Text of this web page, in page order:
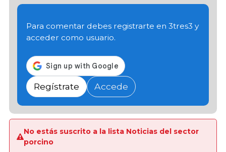
Para comentar debes registrarte en 3tres3 y
acceder como usuario.
Regístrate Accede
No estás suscrito a la lista Noticias del sector
porcino